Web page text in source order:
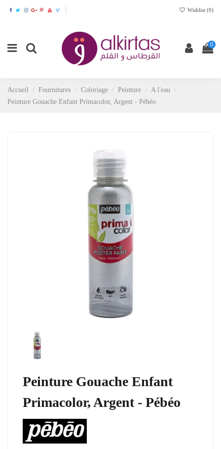
Wishlist (0)
0
Accueil Fournitures Coloriage Peinture
A l'eau
Peinture Gouache Enfant Primacolor, Argent - Pébéo
Peinture Gouache Enfant
Primacolor, Argent - Pébéo